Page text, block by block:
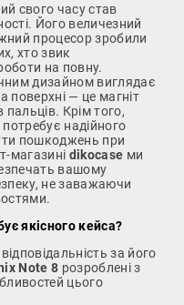
свого часу став
Його величезний
процесор зробили
хто звик
на повну.
дизайном виглядає
поверхні — це магніт
пальців. Крім того,
надійного
пошкоджень при
магазині dikocase ми
вашому
не заважаючи
якісного кейса?
за його
Note 8 розроблені з
цього